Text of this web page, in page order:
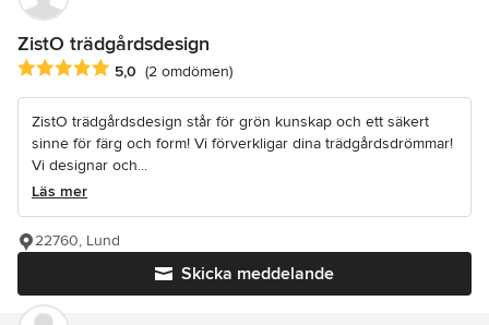
ZistO trädgårdsdesign
Genomsnittligt omdöme: 5 av 5 stjärnor
5,0 (2 omdömen)
ZistO trädgårdsdesign står för grön kunskap och ett säkert
sinne för färg och form! Vi förverkligar dina trädgårdsdrömmar!
Vi designar och...
Läs mer
Skicka meddelande
22760, Lund